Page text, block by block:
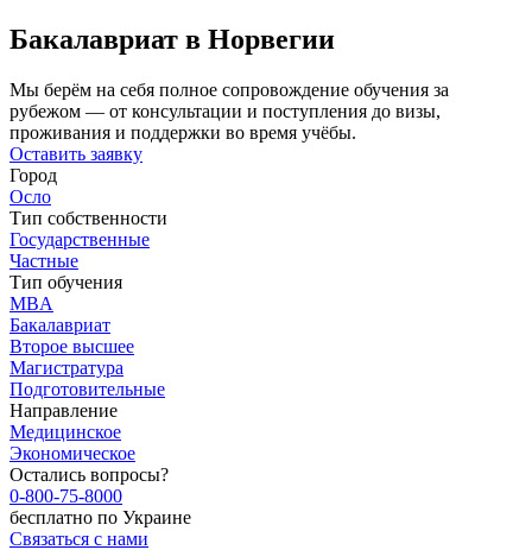
Бакалавриат в Норвегии
Мы берём на себя полное сопровождение обучения за
рубежом — от консультации и поступления до визы,
проживания и поддержки во время учёбы.
Оставить заявку
Город
Осло
Тип собственности
Государственные
Частные
Тип обучения
MBA
Бакалавриат
Второе высшее
Магистратура
Подготовительные
Направление
Медицинское
Экономическое
Остались вопросы?
0-800-75-8000
бесплатно по Украине
Связаться с нами